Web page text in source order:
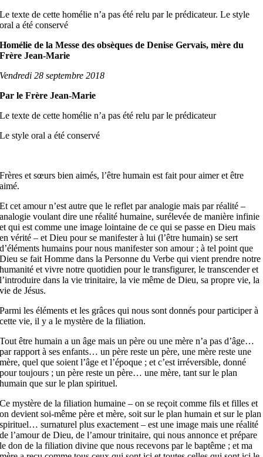
Le texte de cette homélie n’a pas été relu par le prédicateur. Le style
oral a été conservé
Homélie de la Messe des obsèques de Denise Gervais,mère du
Frère Jean-Marie
Vendredi 28 septembre 2018
Par le Frère Jean-Marie
Le texte de cette homélie n’a pas été relu par le prédicateur
Le style oral a été conservé
Frères et sœurs bien aimés, l’être humain est fait pour aimer et être
aimé.
Et cet amour n’est autre que le reflet par analogie mais par réalité –
analogie voulant dire une réalité humaine, surélevée de manière infinie
et qui est comme une image lointaine de ce qui se passe en Dieu mais
en vérité – et Dieu pour se manifester à lui (l’être humain) se sert
d’éléments humains pour nous manifester son amour ; à tel point que
Dieu se fait Homme dans la Personne du Verbe qui vient prendre notre
humanité et vivre notre quotidien pour le transfigurer, le transcender et
l’introduire dans la vie trinitaire, la vie même de Dieu, sa propre vie, la
vie de Jésus.
Parmi les éléments et les grâces qui nous sont donnés pour participer à
cette vie, il y a le mystère de la filiation.
Tout être humain a un âge mais un père ou une mère n’a pas d’âge…
par rapport à ses enfants… un père reste un père, une mère reste une
mère, quel que soient l’âge et l’époque ; et c’est irréversible, donné
pour toujours ; un père reste un père… une mère, tant sur le plan
humain que sur le plan spirituel.
Ce mystère de la filiation humaine – on se reçoit comme fils et filles et
on devient soi-même père et mère, soit sur le plan humain et sur le plan
spirituel… surnaturel plus exactement – est une image mais une réalité
de l’amour de Dieu, de l’amour trinitaire, qui nous annonce et prépare
le don de la filiation divine que nous recevons par le baptême ; et ma